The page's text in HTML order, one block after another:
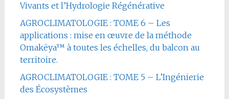
Vivants et l’Hydrologie Régénérative
AGROCLIMATOLOGIE : TOME 6 – Les
applications : mise en œuvre de la méthode
Omakëya™ à toutes les échelles, du balcon au
territoire.
AGROCLIMATOLOGIE : TOME 5 – L’Ingénierie
des Écosystèmes